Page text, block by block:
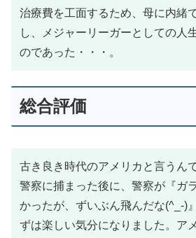
治療費を工面するため、母に内緒
し、メジャーリーガーとしての人
のであった・・・。
総合評価
古き良き時代のアメリカと言うん
警察に捕まった後に、警察が『ガ
かったが、ずいぶん飛んだな(^_-)
ずは楽しい気分になりました。ア